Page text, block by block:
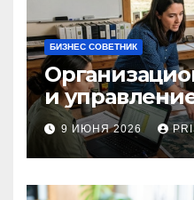
БИЗНЕС СОВЕТНИК
и
компаниями
9 ИЮНЯ 2026